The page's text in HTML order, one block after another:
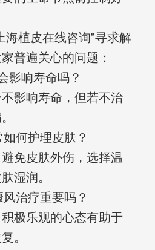
海植皮在线咨询”寻求解
普遍关心的问题：
影响寿命吗？
影响寿命，但若不治
何护理皮肤？
免皮肤外伤，选择温
湿润。
治疗重要吗？
极乐观的心态有助于
。